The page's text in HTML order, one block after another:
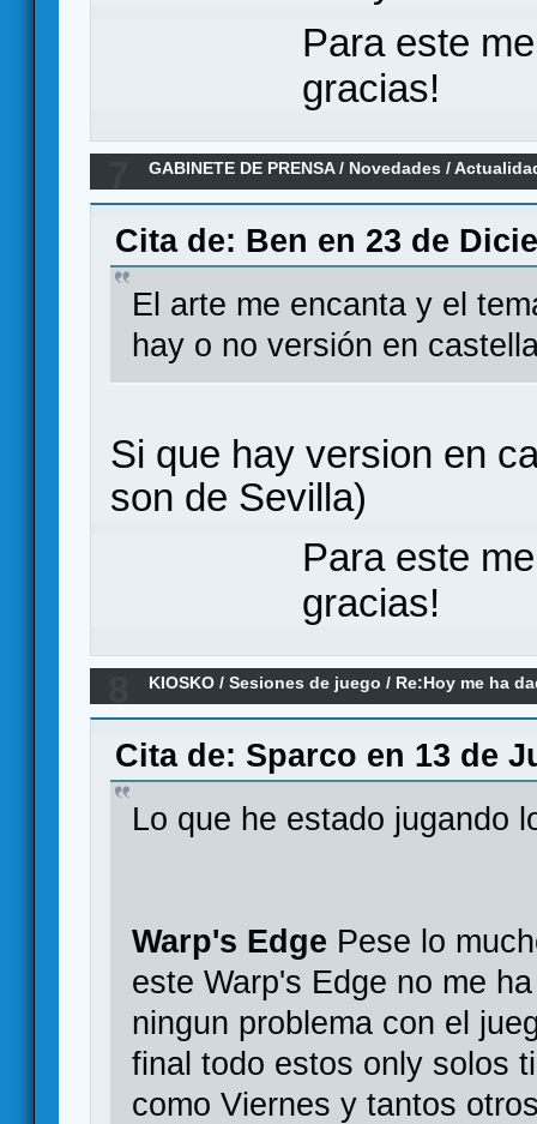
Para este
gracias!
GABINETE DE PRENSA/ Novedades /
Cita de: Ben en 23 de
El arte me encanta y el
hay o no versión en
Si que hay version en
son de Sevilla)
Para este
gracias!
KIOSKO /Sesiones de juego / Re:Hoy me ha
Cita de: Sparco en 13 de
Lo que he estado jugando
Warp's Edge Pese lo
este Warp's Edge no me
ningun problema con el
final todo estos only solos
como Viernes y tantos